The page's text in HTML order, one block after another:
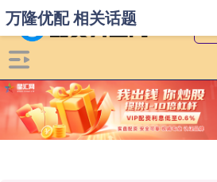
万隆优配 相关话题